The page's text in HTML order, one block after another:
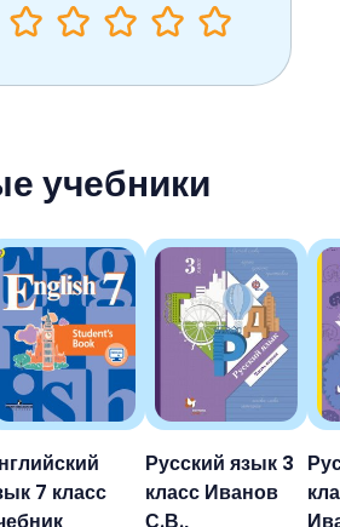
учебники
7 класс
Русский язык 3
класс Иванов
С.В.,